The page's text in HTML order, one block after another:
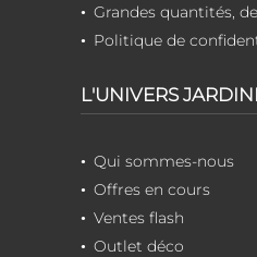
Grandes quantités,
Politique de
L'UNIVERS
Qui sommes-nous
Offres en cours
Ventes flash
Outlet déco